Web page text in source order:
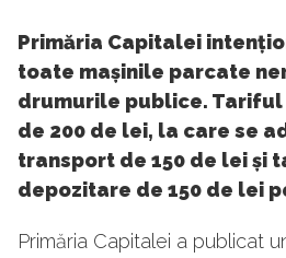
Primăria Capitalei
toate mașinile parcate
drumurile publice. Tariful
de 200 de lei, la care se
transport de 150 de lei și
depozitare de 150 de lei
Primăria Capitalei a publicat